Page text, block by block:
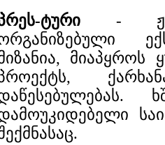
ტური -
მიაპყროს